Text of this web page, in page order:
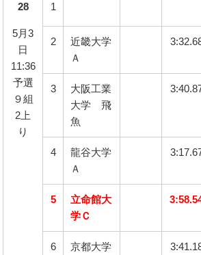
28
5月3
日
11:36
予選
９組
2上
り
1
2
近畿大学
Ａ
3
大阪工業
大学 飛
魚
4
龍谷大学
Ａ
5
立命館大
学Ｃ
6 京都大学